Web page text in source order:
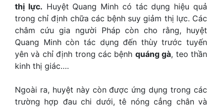
thị lực. Huyệt Quang Minh có tác dụng hiệu quả
trong chỉ định chữa các bệnh suy giảm thị lực. Các
châm cứu gia người Pháp còn cho rằng, huyệt
Quang Minh còn tác dụng đến thùy trước tuyến
yên và chỉ định trong các bệnh quáng gà, teo thần
kinh thị giác….
Ngoài ra, huyệt này còn được ứng dụng trong các
trường hợp đau chi dưới, tê nóng cẳng chân và